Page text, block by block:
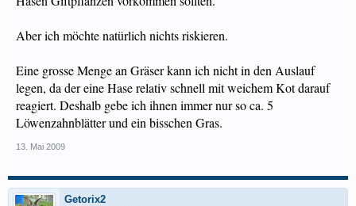
Aber ich möchte natürlich nichts riskieren.
Eine grosse Menge an Gräser kann ich nicht in den Auslauf
legen, da der eine Hase relativ schnell mit weichem Kot darauf
reagiert. Deshalb gebe ich ihnen immer nur so ca. 5
Löwenzahnblätter und ein bisschen Gras.
13. Mai 2009
Getorix2